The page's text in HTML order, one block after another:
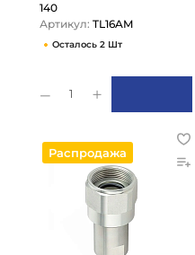
140
Артикул: TL16AM
Осталось 2 Шт
1
Распродажа